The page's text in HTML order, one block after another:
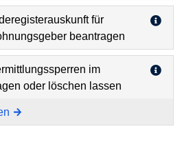
für
beantragen
im
oder löschen lassen